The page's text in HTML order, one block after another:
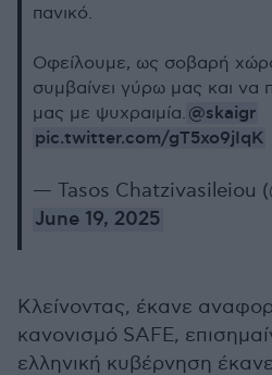
πανικό.
Οφείλουμε, ως σοβαρή
συμβαίνει γύρω μας και να
μας με ψυχραιμία. @skaigr
pic.twitter.com/gT5xo9jIqK
— Tasos Chatzivasileiou
June 19, 2025
Κλείνοντας, έκανε
κανονισμό SAFE,
ελληνική κυβέρνηση